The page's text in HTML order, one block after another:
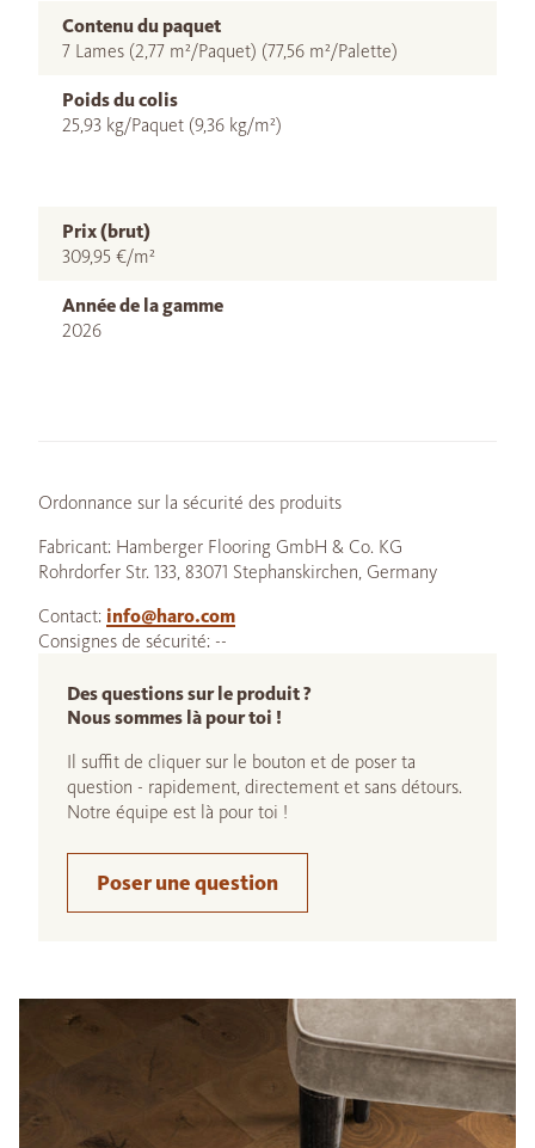
Contenu du paquet
7 Lames (2,77 m²/Paquet) (77,56 m²/Palette)
Poids du colis
25,93 kg/Paquet (9,36 kg/m²)
Prix (brut)
309,95 €/m²
Année de la gamme
2026
Ordonnance sur la sécurité des produits
Fabricant: Hamberger Flooring GmbH & Co. KG
Rohrdorfer Str. 133, 83071 Stephanskirchen, Germany
Contact: info@haro.com
Consignes de sécurité: --
Des questions sur le produit ?
Nous sommes là pour toi !
Il suffit de cliquer sur le bouton et de poser ta
question - rapidement, directement et sans détours.
Notre équipe est là pour toi !
Poser une question